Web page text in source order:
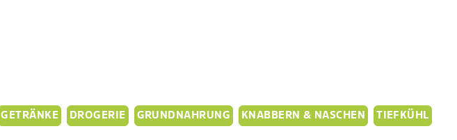
GETRÄNKE DROGERIE GRUNDNAHRUNG KNABBERN & NASCHEN
TIEFKÜHL